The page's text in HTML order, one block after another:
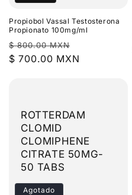
Propiobol Vassal Testosterona
Propionato 100mg/ml
Precio
habitual
$ 800.00 MXN
de
$ 700.00 MXN
ROTTERDAM
CLOMID
CLOMIPHENE
CITRATE 50MG-
50 TABS
Agotado